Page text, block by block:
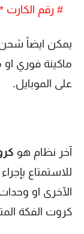
# رقم الكارت *2*858*
يمكن ايضاً شحن
ماكينة فوري
على الموبايل.
آخر نظام هو
للاستمتاع
الآخرى او
كروت الفكة